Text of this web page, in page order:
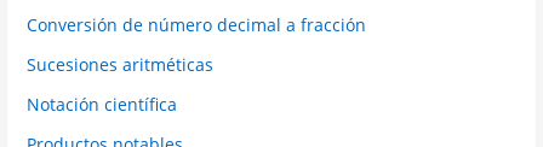
Conversión de número decimal a fracción
Sucesiones aritméticas
Notación científica